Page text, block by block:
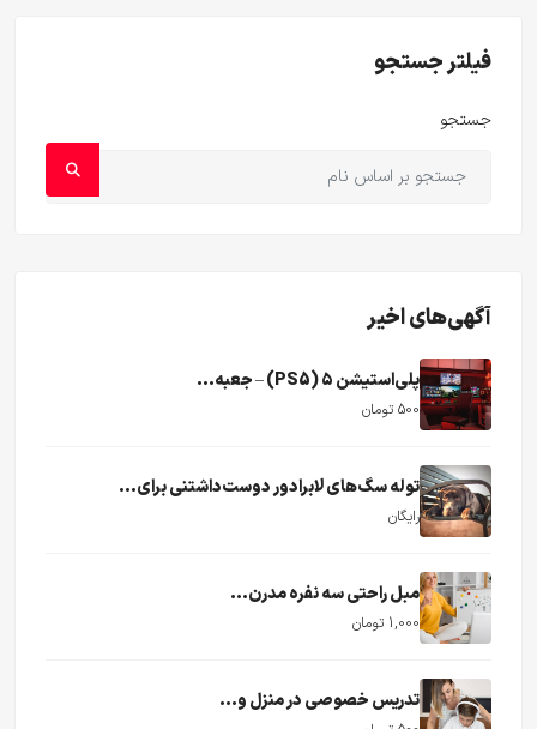
فیلتر جستجو
جستجو
آگهی‌های اخیر
پلی‌استیشن ۵ (PS5) – جعبه...
500 تومان
توله سگ‌های لابرادور دوست‌داشتنی برای...
رایگان
مبل راحتی سه نفره مدرن...
1,000 تومان
تدریس خصوصی در منزل و...